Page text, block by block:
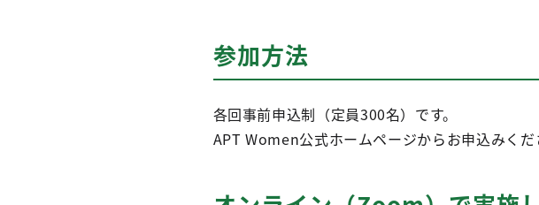
参加方法
各回事前申込制（定員300名）です。
APT Women公式ホームページからお申込みくだ